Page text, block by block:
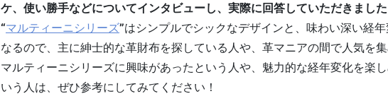
ケ、使い勝手などについてインタビューし、実際に回答していただきまし
“マルティーニシリーズ”はシンプルでシックなデザインと、味わい深い経
なるので、主に紳士的な革財布を探している人や、革マニアの間で人気を集
マルティーニシリーズに興味があったという人や、魅力的な経年変化を楽
いう人は、ぜひ参考にしてみてください！